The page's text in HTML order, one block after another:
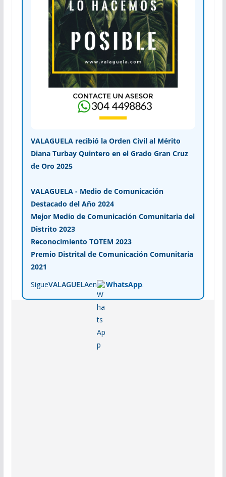
VALAGUELA recibió la Orden Civil al Mérito
Diana Turbay Quintero en el Grado Gran Cruz
de Oro 2025
VALAGUELA - Medio de Comunicación
Destacado del Año 2024
Mejor Medio de Comunicación Comunitaria del
Distrito 2023
Reconocimiento TOTEM 2023
Premio Distrital de Comunicación Comunitaria
2021
SigueVALAGUELAen WhatsApp.